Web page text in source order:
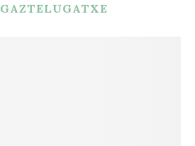
GAZTELUGATXE